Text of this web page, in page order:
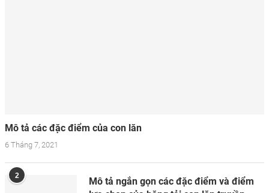
Mô tả các đặc điểm của con lăn
6 Tháng 7, 2021
2
Mô tả ngắn gọn các đặc điểm và điểm